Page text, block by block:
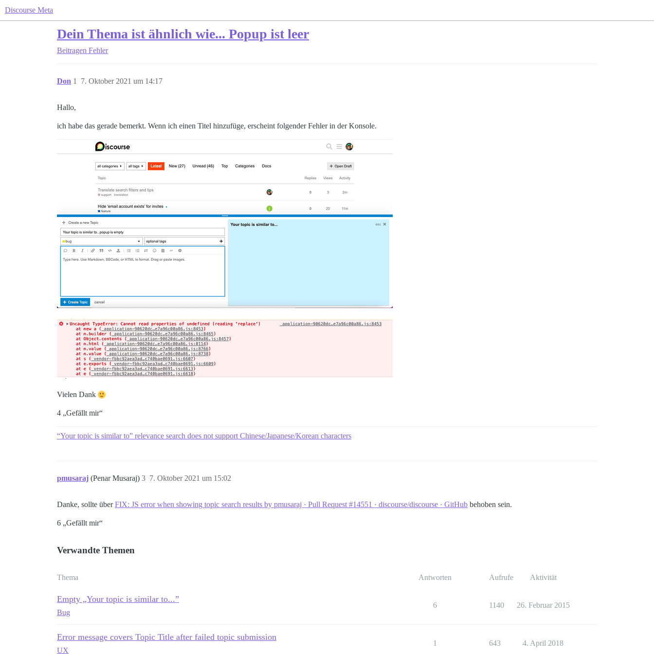
Discourse Meta
Dein Thema ist ähnlich wie... Popup ist leer
Beitragen Fehler
Don 7. Oktober 2021 um 14:17
1
Hallo,
ich habe das gerade bemerkt. Wenn ich einen Titel hinzufüge, erscheint folgender Fehler in der Konsole.
Vielen Dank
4 „Gefällt mir“
“Your topic is similar to” relevance search does not support Chinese/Japanese/Korean characters
pmusaraj (Penar Musaraj) 7. Oktober 2021 um 15:02
3
Danke, sollte überFIX: JS error when showing topic search results by pmusaraj · Pull Request #14551 · discourse/discourse · GitHub behoben sein.
6 „Gefällt mir“
Verwandte Themen
Thema Antworten Aufrufe Aktivität
Empty „Your topic is similar to...”
Bug
6 1140 26. Februar 2015
Error message covers Topic Title after failed topic submission
UX
1 643 4. April 2018